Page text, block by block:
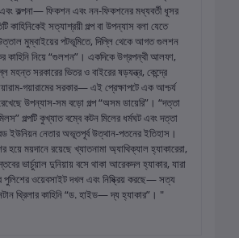
কল্পনা— ফিকশন এবং নন-ফিকশনের মধ্যবর্তী ধূসর
কাহিনিকেই সত্যাশ্রয়ী গল্প বা উপন্যাস বলা যেতে
মুম্বাইয়ের পটভূমিতে, দিল্লি থেকে আগত গুলশন
কাহিনি নিয়ে “গুলশন”। একদিকে উগ্রপন্থী আলফা,
মহন্ত সরকারের ভিতর ও বাইরের ষড়যন্ত্র, কেন্দ্রে
গয়ারামের সরকার— এই প্রেক্ষাপটে এক আশ্চর্য
উপন্যাস-সম বড়ো গল্প “অসম ডায়েরি”। “দত্তা
গল্পটি কুখ্যাত বম্বে কটন মিলের ধর্মঘট এবং দত্তা
ইউনিয়ন নেতার অভূতপূর্ব উত্থান-পতনের ইতিহাস।
হয়ে ময়দানে রয়েছে খ্যাতনামা অ্যাথিক্যাল হ্যাকারেরা,
ভার্চুয়াল দুনিয়ায় বসে থাকা আরেকদল হ্যাকার, যারা
ওয়েবসাইট দখল এবং নিষ্ক্রিয় করছে— সত্য
থ্রিলার কাহিনি “ড. হাইড— দ্য হ্যাকার”। "